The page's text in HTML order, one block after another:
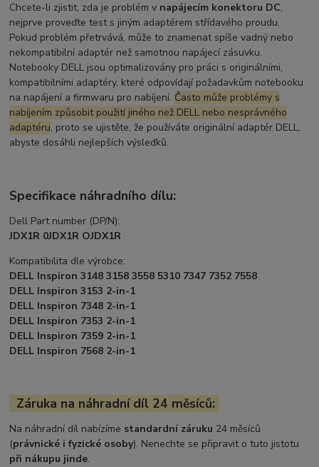
Chcete-li zjistit, zda je problém v napájecím konektoru DC,
nejprve proveďte test s jiným adaptérem střídavého proudu.
Pokud problém přetrvává, může to znamenat spíše vadný nebo
nekompatibilní adaptér než samotnou napájecí zásuvku.
Notebooky DELL jsou optimalizovány pro práci s originálními,
kompatibilními adaptéry, které odpovídají požadavkům notebooku
na napájení a firmwaru pro nabíjení. Často může problémy s
nabíjením způsobit použití jiného než DELL nebo nesprávného
adaptéru, proto se ujistěte, že používáte originální adaptér DELL,
abyste dosáhli nejlepších výsledků.
Specifikace náhradního dílu:
Dell Part number (DP/N):
JDX1R 0JDX1R OJDX1R
Kompatibilita dle výrobce:
DELL Inspiron 3148 3158 3558 5310 7347 7352 7558
DELL Inspiron 3153 2-in-1
DELL Inspiron 7348 2-in-1
DELL Inspiron 7353 2-in-1
DELL Inspiron 7359 2-in-1
DELL Inspiron 7568 2-in-1
Záruka na náhradní díl 24 měsíců:
Na náhradní díl nabízíme standardní záruku 24 měsíců
(právnické i fyzické osoby). Nenechte se připravit o tuto jistotu
při nákupu jinde.